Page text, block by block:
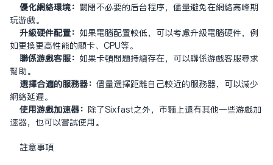
优化网络环境： 关闭不必要的后台程序，尽量避免在网络高峰期
玩游戏。
升级硬件配置： 如果电脑配置较低，可以考虑升级电脑硬件，例
如更换更高性能的显卡、CPU等。
联系游戏客服： 如果卡顿问题持续存在，可以联系游戏客服寻求
帮助。
选择合适的服务器： 尽量选择距离自己较近的服务器，可以减少
网络延迟。
使用游戏加速器： 除了Sixfast之外，市面上还有其他一些游戏加
速器，也可以尝试使用。
注意事项